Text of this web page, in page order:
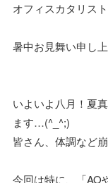
オフィスカタリス
暑中お見舞い
いよいよ八月！夏
ます…(^_^;)
皆さん、体調など
今回は特に、「AO